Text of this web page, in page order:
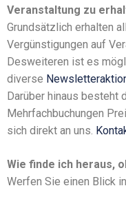
Veranstaltung zu
Grundsätzlich erhalten
Vergünstigungen auf
Desweiteren ist es
diverse
Darüber hinaus besteht
Mehrfachbuchungen
sich direkt an uns.
Wie finde ich heraus,
Werfen Sie einen Blick